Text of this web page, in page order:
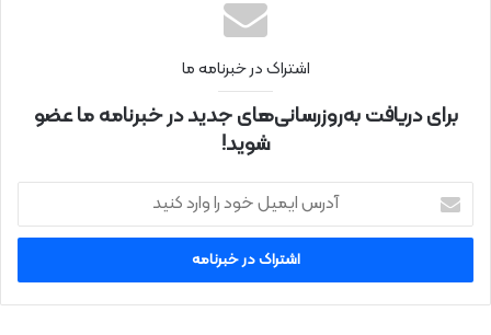
اشتراک در خبرنامه ما
برای دریافت به‌روزرسانی‌های جدید در خبرنامه ما عضو
شوید!
ر
ا
ی